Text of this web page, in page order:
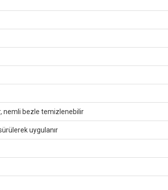
nemli bezle temizlenebilir
uygulanır